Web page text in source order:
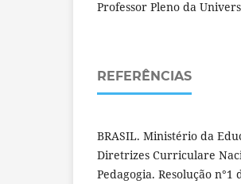
Professor Pleno da
REFERÊNCIAS
BRASIL. Ministério da
Diretrizes Curriculare
Pedagogia. Resolução